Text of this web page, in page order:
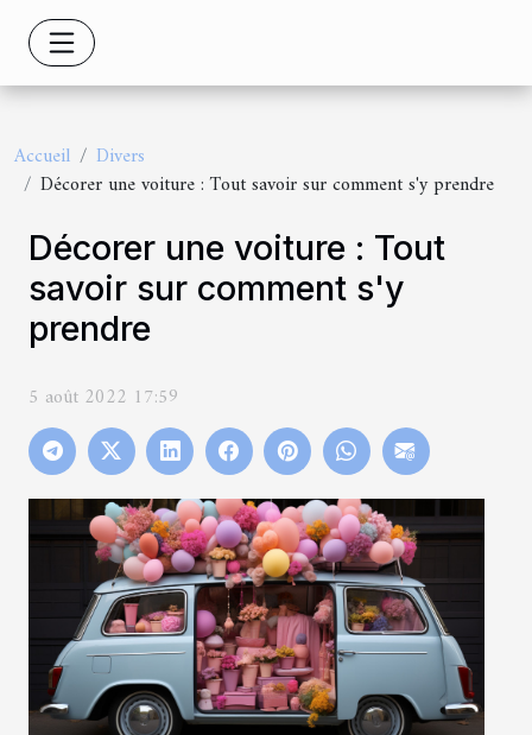
Accueil
Divers
Décorer une voiture : Tout savoir sur comment s'y prendre
Décorer une voiture : Tout
savoir sur comment s'y
prendre
5 août 2022 17:59